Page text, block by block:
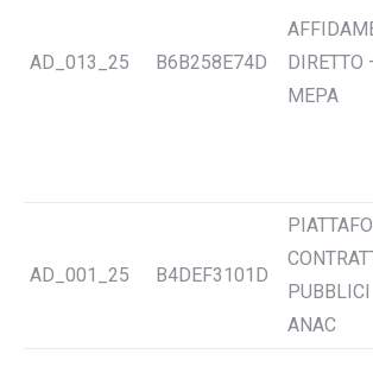
AD_013_25 B6B258E74D
DIRETTO
MEPA
AD_001_25 B4DEF3101D
PUBBLICI
ANAC